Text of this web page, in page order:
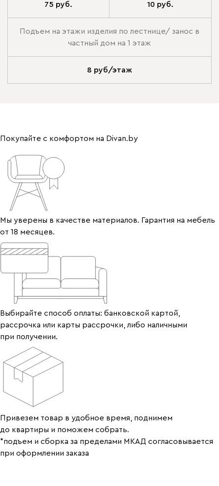
75 руб. 10 руб.
Подъем на этажи изделия по лестнице/ занос в
частный дом на 1 этаж
8 руб/этаж
Покупайте с комфортом на Divan.by
Мы уверены в качестве материалов. Гарантия на мебель
от 18 месяцев.
Выбирайте способ оплаты: банковской картой,
рассрочка или карты рассрочки, либо наличными
при получении.
Привезем товар в удобное время, поднимем
до квартиры и поможем собрать.
*подъем и сборка за пределами МКАД согласовывается
при оформлении заказа